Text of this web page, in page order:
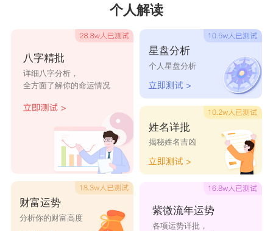
宋沐卉
宋佩洁 宋新雪
宋娜亦 宋阳慕 宋枫若
宋元琬 宋诗芙 宋华晓 宋飞荣
个人解读
八字精批
详细八字分析，
全方面了解你的命运情况
财富运势
分析你的财富高度
星盘分析
个人星盘分析
姓名详批
揭秘姓名吉凶
紫微流年运势
各项运势详批，